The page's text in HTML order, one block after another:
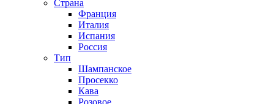
Страна
Франция
Италия
Испания
Россия
Тип
Шампанское
Просекко
Кава
Розовое